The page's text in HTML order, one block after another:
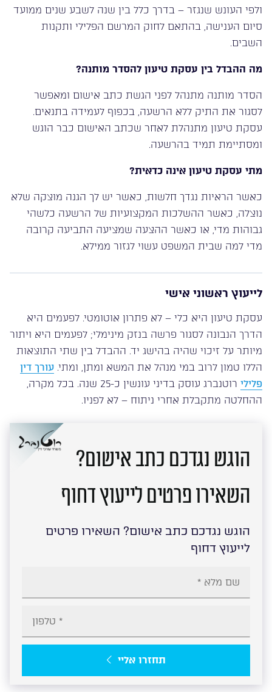
ולפי העונש שנגזר – בדרך כלל בין שנה לשבע שנים ממועד
סיום הענישה, בהתאם לחוק המרשם הפלילי ותקנות
השבים.
מה ההבדל בין עסקת טיעון להסדר מותנה?
הסדר מותנה מתנהל לפני הגשת כתב אישום ומאפשר
לסגור את התיק ללא הרשעה, בכפוף לעמידה בתנאים.
עסקת טיעון מתנהלת לאחר שכתב האישום כבר הוגש
ומסתיימת תמיד בהרשעה.
מתי עסקת טיעון אינה כדאית?
כאשר הראיות נגדך חלשות, כאשר יש לך הגנה מוצקה שלא
נוצלה, כאשר ההשלכות המקצועיות של הרשעה כלשהי
גבוהות מדי, או כאשר ההצעה שמציעה התביעה קרובה
מדי למה שבית המשפט עשוי לגזור ממילא.
לייעוץ ראשוני אישי
עסקת טיעון היא כלי – לא פתרון אוטומטי. לפעמים היא
הדרך הנבונה לסגור פרשה בנזק מינימלי; לפעמים היא ויתור
מיותר על זיכוי שהיה בהישג יד. ההבדל בין שתי התוצאות
הללו טמון לרוב במי מנהל את המשא ומתן, ומתי. עורך דין
פלילי
רוטנברג עוסק בדיני עונשין כ-25 שנה. בכל מקרה,
ההחלטה מתקבלת אחרי ניתוח – לא לפניו.
הוגש נגדכם כתב אישום?
השאירו פרטים לייעוץ דחוף
הוגש נגדכם כתב אישום? השאירו פרטים
לייעוץ דחוף
תחזרו אליי